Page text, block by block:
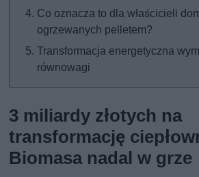
Co oznacza to dla właścicieli
ogrzewanych pelletem?
Transformacja energetyczna
równowagi
3 miliardy złotych na
transformację
Biomasa nadal w grze